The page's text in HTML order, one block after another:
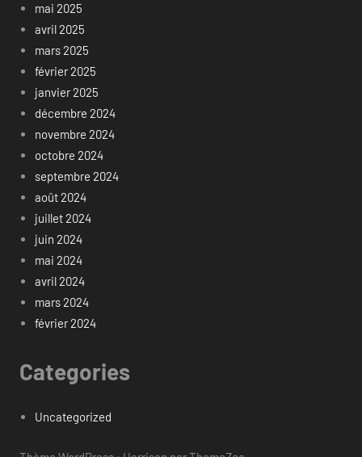
mai 2025
avril 2025
mars 2025
février 2025
janvier 2025
décembre 2024
novembre 2024
octobre 2024
septembre 2024
août 2024
juillet 2024
juin 2024
mai 2024
avril 2024
mars 2024
février 2024
Categories
Uncategorized